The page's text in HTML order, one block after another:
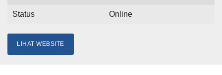
Status Online
LIHAT WEBSITE